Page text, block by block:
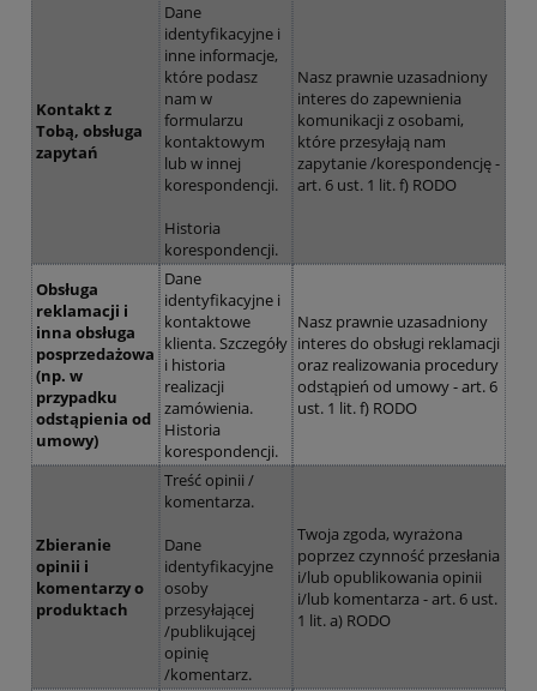
Kontakt z
Tobą, obsługa
zapytań
Dane
identyfikacyjne i
inne informacje,
które podasz
nam w
formularzu
kontaktowym
lub w innej
korespondencji.
Historia
korespondencji.
Nasz prawnie uzasadniony
interes do zapewnienia
komunikacji z osobami,
które przesyłają nam
zapytanie /korespondencję -
art. 6 ust. 1 lit. f) RODO
Obsługa
reklamacji i
inna obsługa
posprzedażowa
(np. w
przypadku
odstąpienia od
umowy)
Dane
identyfikacyjne i
kontaktowe
klienta. Szczegóły
i historia
realizacji
zamówienia.
Historia
korespondencji.
Nasz prawnie uzasadniony
interes do obsługi reklamacji
oraz realizowania procedury
odstąpień od umowy - art. 6
ust. 1 lit. f) RODO
Zbieranie
opinii i
komentarzy o
produktach
Treść opinii /
komentarza.
Dane
identyfikacyjne
osoby
przesyłającej
/publikującej
opinię
/komentarz.
Twoja zgoda, wyrażona
poprzez czynność przesłania
i/lub opublikowania opinii
i/lub komentarza - art. 6 ust.
1 lit. a) RODO